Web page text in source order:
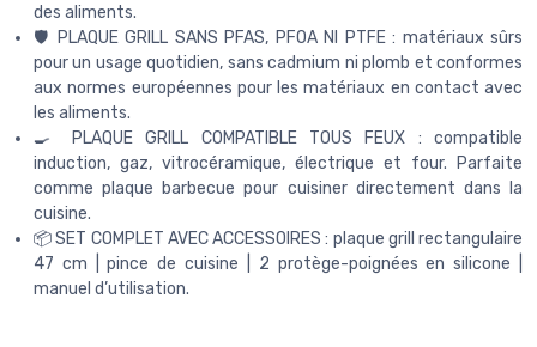
des aliments.
🛡️ PLAQUE GRILL SANS PFAS, PFOA NI PTFE : matériaux sûrs
pour un usage quotidien, sans cadmium ni plomb et conformes
aux normes européennes pour les matériaux en contact avec
les aliments.
🍳 PLAQUE GRILL COMPATIBLE TOUS FEUX : compatible
induction, gaz, vitrocéramique, électrique et four. Parfaite
comme plaque barbecue pour cuisiner directement dans la
cuisine.
📦 SET COMPLET AVEC ACCESSOIRES : plaque grill rectangulaire
47 cm | pince de cuisine | 2 protège-poignées en silicone |
manuel d’utilisation.